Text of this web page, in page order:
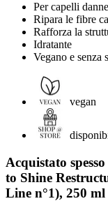
Per capelli
Ripara le fibre
Rafforza la
Idratante
Vegano e senza
vegan
Acquistato
to Shine
Line n°1), 250 ml